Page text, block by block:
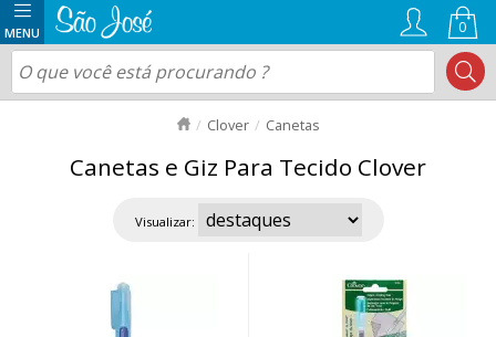
0
Clover Canetas
Canetas e Giz Para Tecido Clover
Visualizar: